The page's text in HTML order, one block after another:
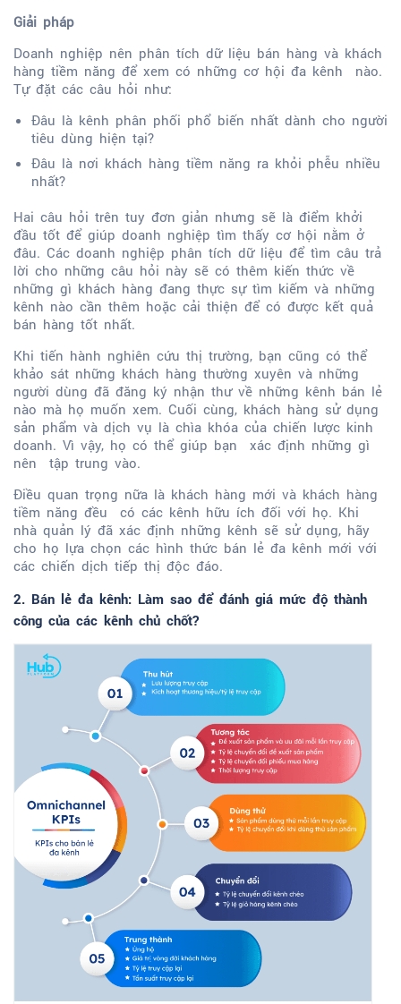
Giải pháp
Doanh nghiệp nên phân tích dữ liệu bán hàng và khách
hàng tiềm năng để xem có những cơ hội đa kênh nào.
Tự đặt các câu hỏi như:
Đâu là kênh phân phối phổ biến nhất dành cho người
tiêu dùng hiện tại?
Đâu là nơi khách hàng tiềm năng ra khỏi phễu nhiều
nhất?
Hai câu hỏi trên tuy đơn giản nhưng sẽ là điểm khởi
đầu tốt để giúp doanh nghiệp tìm thấy cơ hội nằm ở
đâu. Các doanh nghiệp phân tích dữ liệu để tìm câu trả
lời cho những câu hỏi này sẽ có thêm kiến ​​thức về
những gì khách hàng đang thực sự tìm kiếm và những
kênh nào cần thêm hoặc cải thiện để có được kết quả
bán hàng tốt nhất.
Khi tiến hành nghiên cứu thị trường, bạn cũng có thể
khảo sát những khách hàng thường xuyên và những
người dùng đã đăng ký nhận thư về những kênh bán lẻ
nào mà họ muốn xem. Cuối cùng, khách hàng sử dụng
sản phẩm và dịch vụ là chìa khóa của chiến lược kinh
doanh. Vì vậy, họ có thể giúp bạn xác định những gì
nên tập trung vào.
Điều quan trọng nữa là khách hàng mới và khách hàng
tiềm năng đều có các kênh hữu ích đối với họ. Khi
nhà quản lý đã xác định những kênh sẽ sử dụng, hãy
cho họ lựa chọn các hình thức bán lẻ đa kênh mới với
các chiến dịch tiếp thị độc đáo.
2. Bán lẻ đa kênh: Làm sao để đánh giá mức độ thành
công của các kênh chủ chốt?